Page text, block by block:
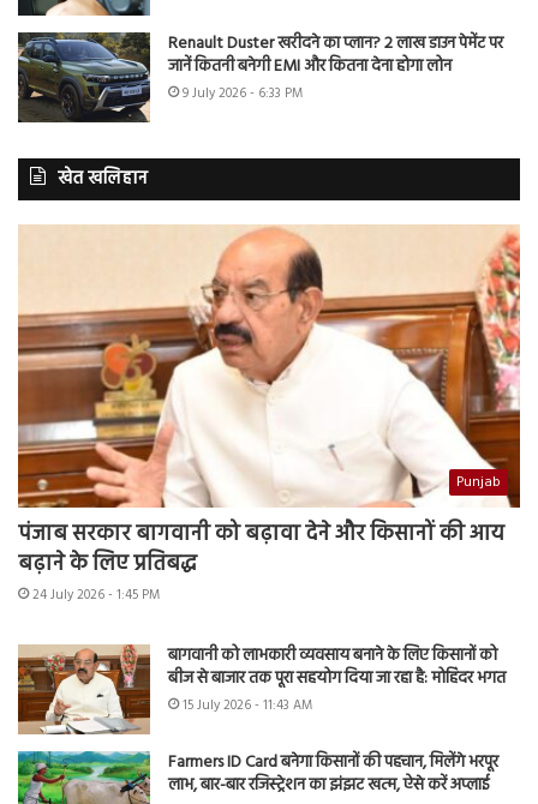
Renault Duster खरीदने का प्लान? 2 लाख डाउन पेमेंट पर
जानें कितनी बनेगी EMI और कितना देना होगा लोन
9 July 2026 - 6:33 PM
खेत खलिहान
Punjab
पंजाब सरकार बागवानी को बढ़ावा देने और किसानों की आय
बढ़ाने के लिए प्रतिबद्ध
24 July 2026 - 1:45 PM
बागवानी को लाभकारी व्यवसाय बनाने के लिए किसानों को
बीज से बाजार तक पूरा सहयोग दिया जा रहा है: मोहिंदर भगत
15 July 2026 - 11:43 AM
Farmers ID Card बनेगा किसानों की पहचान, मिलेंगे भरपूर
लाभ, बार-बार रजिस्ट्रेशन का झंझट खत्म, ऐसे करें अप्लाई